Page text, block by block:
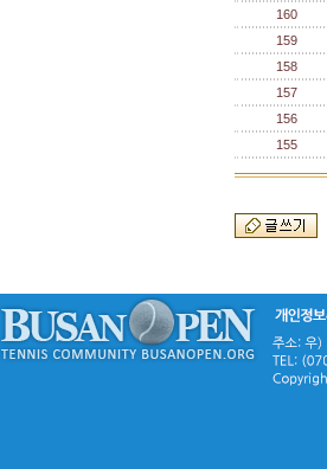
160
159
158
157
156
155